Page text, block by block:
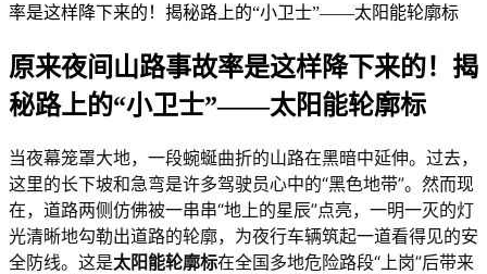
率是这样降下来的！揭秘路上的“小卫士”——太阳能轮廓标
原来夜间山路事故率是这样降下来的！揭
秘路上的“小卫士”——太阳能轮廓标
2025-12-16 11:00:12
当夜幕笼罩大地，一段蜿蜒曲折的山路在黑暗中延伸。过去，
这里的长下坡和急弯是许多驾驶员心中的“黑色地带”。然而现
在，道路两侧仿佛被一串串“地上的星辰”点亮，一明一灭的灯
光清晰地勾勒出道路的轮廓，为夜行车辆筑起一道看得见的安
全防线。这是太阳能轮廓标在全国多地危险路段“上岗”后带来